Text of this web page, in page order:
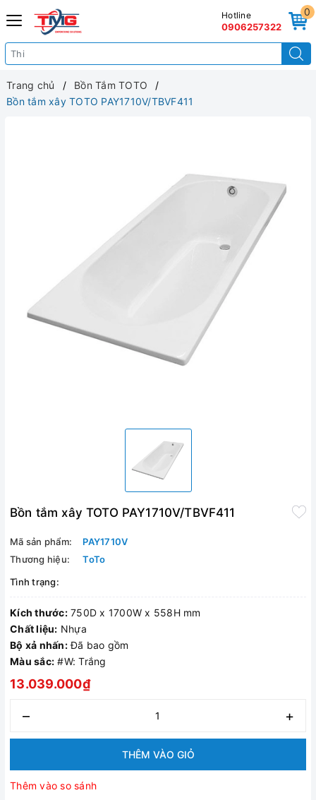
0
Hotline
0906257322
Trang chủ
Bồn Tắm TOTO
Bồn tắm xây TOTO PAY1710V/TBVF411
Bồn tắm xây TOTO PAY1710V/TBVF411
Mã sản phẩm:
PAY1710V
Thương hiệu:
ToTo
Tình trạng:
Kích thước:750D x 1700W x 558H mm
Chất liệu: Nhựa
Bộ xả nhấn:Đã bao gồm
Màu sắc: #W: Trắng
13.039.000₫
– +
THÊM VÀO GIỎ
Thêm vào so sánh